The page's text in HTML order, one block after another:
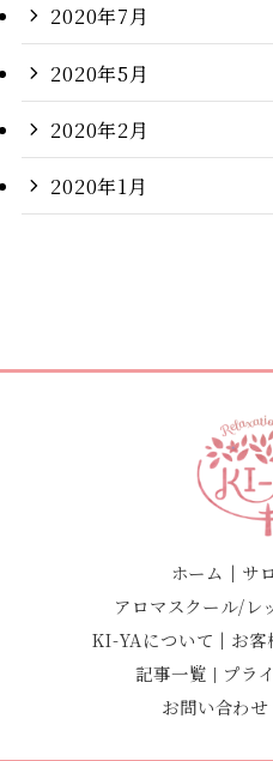
2020年7月
2020年5月
2020年2月
2020年1月
ホーム ｜ サ
アロマスクール/レ
KI-YAについて ｜ お客
記事一覧 ｜ プラ
お問い合わせ